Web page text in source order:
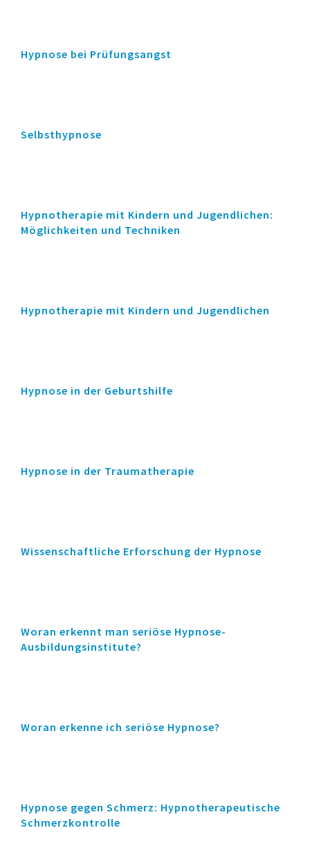
Hypnose bei Prüfungsangst
Selbsthypnose
Hypnotherapie mit Kindern und Jugendlichen:
Möglichkeiten und Techniken
Hypnotherapie mit Kindern und Jugendlichen
Hypnose in der Geburtshilfe
Hypnose in der Traumatherapie
Wissenschaftliche Erforschung der Hypnose
Woran erkennt man seriöse Hypnose-
Ausbildungsinstitute?
Woran erkenne ich seriöse Hypnose?
Hypnose gegen Schmerz: Hypnotherapeutische
Schmerzkontrolle